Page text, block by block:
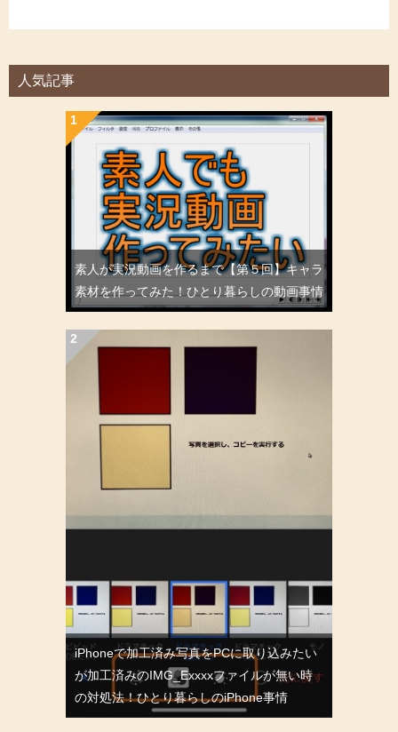
人気記事
素人が実況動画を作るまで【第５回】キャラ
素材を作ってみた！ひとり暮らしの動画事情
iPhoneで加工済み写真をPCに取り込みたい
が加工済みのIMG_Exxxxファイルが無い時
の対処法！ひとり暮らしのiPhone事情